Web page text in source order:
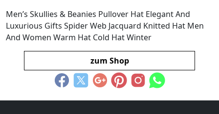
Men’s Skullies & Beanies Pullover Hat Elegant And
Luxurious Gifts Spider Web Jacquard Knitted Hat Men
And Women Warm Hat Cold Hat Winter
zum Shop